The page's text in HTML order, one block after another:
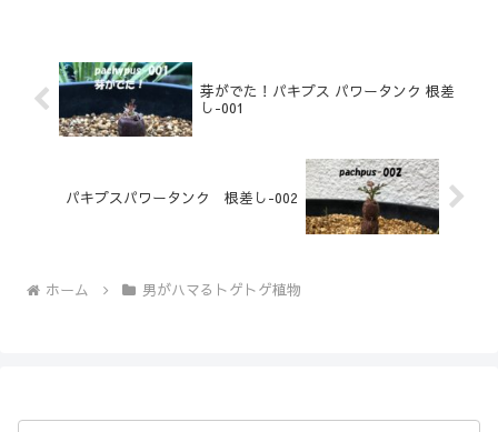
ベ マグニフィカ？...
芽がでた！パキプス パワータンク 根差
し-001
パキプスパワータンク 根差し-002
ホーム 男がハマるトゲトゲ植物